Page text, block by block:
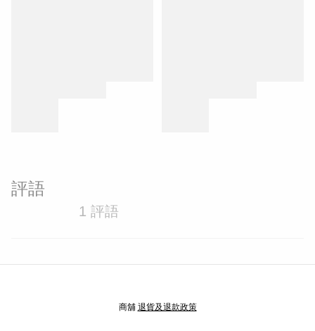
評語
1 評語
商舖 退貨及退款政策